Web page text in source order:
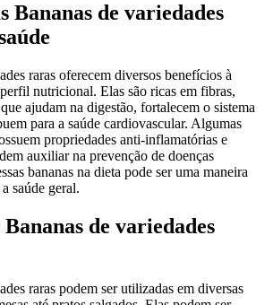
Bananas de variedades
raras oferecem diversos benefícios à
nutricional. Elas são ricas em fibras,
ajudam na digestão, fortalecem o sistema
para a saúde cardiovascular. Algumas
propriedades anti-inflamatórias e
auxiliar na prevenção de doenças
bananas na dieta pode ser uma maneira
saúde geral.
de variedades
raras podem ser utilizadas em diversas